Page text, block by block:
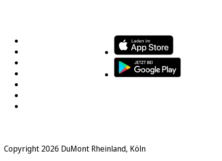
Copyright 2026 DuMont Rheinland, Köln